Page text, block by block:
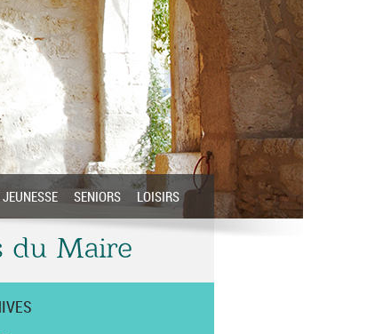
SENIORS LOISIRS
du Maire